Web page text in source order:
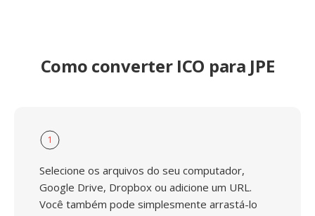
Como converter ICO para JPE
1
Selecione os arquivos do seu computador,
Google Drive, Dropbox ou adicione um URL.
Você também pode simplesmente arrastá-lo